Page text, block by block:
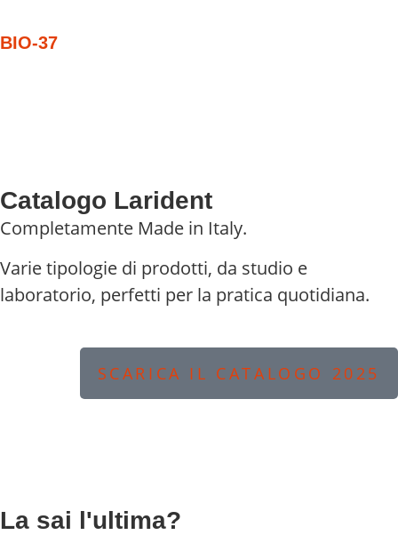
BIO-37
Catalogo Larident
Completamente Made in Italy.
Varie tipologie di prodotti, da studio e
laboratorio, perfetti per la pratica quotidiana.
SCARICA IL CATALOGO 2025
La sai l'ultima?